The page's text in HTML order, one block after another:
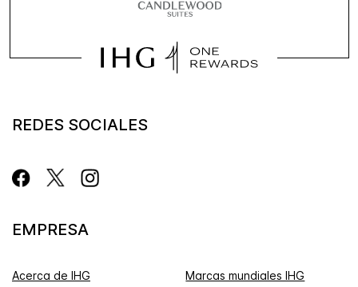
REDES SOCIALES
EMPRESA
Acerca de IHG
Marcas mundiales IHG